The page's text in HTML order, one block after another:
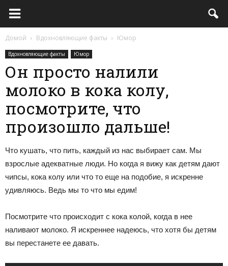
Домой Вдохновляющие факты Юмор
Вдохновляющие факты Юмор
Он просто налили
молоко в кока колу,
посмотрите, что
произошло дальше!
Что кушать, что пить, каждый из нас выбирает сам. Мы
взрослые адекватные люди. Но когда я вижу как детям дают
чипсы, кока колу или что то еще на подобие, я искренне
удивляюсь. Ведь мы то что мы едим!
Посмотрите что происходит с кока колой, когда в нее
наливают молоко. Я искреннее надеюсь, что хотя бы детям
вы перестанете ее давать.